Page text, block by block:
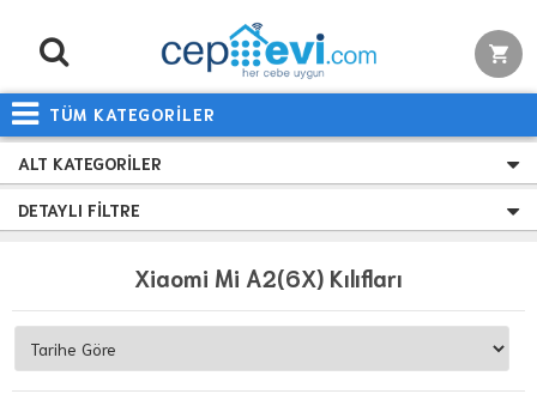
TÜM KATEGORİLER
ALT KATEGORILER
DETAYLI FILTRE
Xiaomi Mi A2(6X) Kılıfları